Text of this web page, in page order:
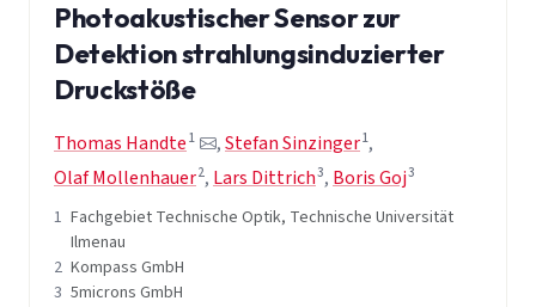
Photoakustischer Sensor zur
Detektion strahlungsinduzierter
Druckstöße
Thomas Handte 1 ,Stefan Sinzinger1,
Olaf Mollenhauer2, Lars Dittrich3, Boris Goj3
1 Fachgebiet Technische Optik, Technische Universität
Ilmenau
2 Kompass GmbH
3 5microns GmbH